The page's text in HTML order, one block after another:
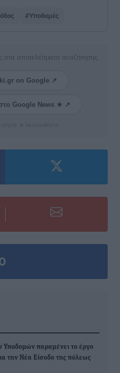
#Υποδομές
στα αποτελέσματα αναζήτησης
on Google ↗
Google News ★ ↗
Υποδομών παραμένει το έργο
την Νέα Είσοδο της πόλεως